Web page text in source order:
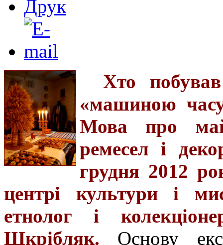
Хто
«машиною
Мова про
ремесел і
грудня 2012
центрі культури і
етнолог і
Шкрібляк.
Основу